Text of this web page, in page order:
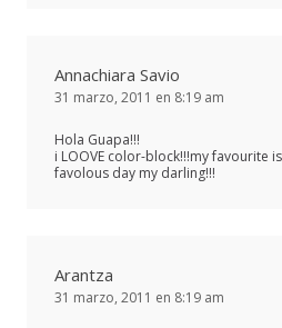
Annachiara Savio
31 marzo, 2011 en 8:19 am
Hola Guapa!!!
i LOOVE color-block!!!my favourite
favolous day my darling!!!
Arantza
31 marzo, 2011 en 8:19 am